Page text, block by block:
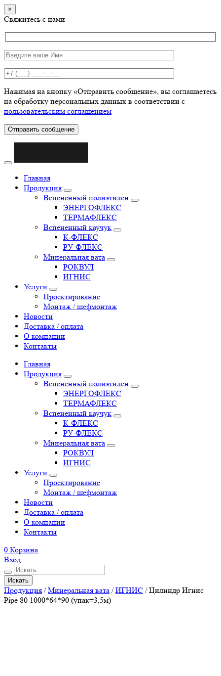
×
Свяжитесь с нами
Нажимая на кнопку «Отправить сообщение», вы соглашаетесь
на обработку персональных данных в соответствии с
пользовательским соглашением
Отправить сообщение
Главная
Продукция
Вспененный полиэтилен
ЭНЕРГОФЛЕКС
ТЕРМАФЛЕКС
Вспененный каучук
К-ФЛЕКС
РУ-ФЛЕКС
Минеральная вата
РОКВУЛ
ИГНИС
Услуги
Проектирование
Монтаж / шефмонтаж
Новости
Доставка / оплата
О компании
Контакты
Главная
Продукция
Вспененный полиэтилен
ЭНЕРГОФЛЕКС
ТЕРМАФЛЕКС
Вспененный каучук
К-ФЛЕКС
РУ-ФЛЕКС
Минеральная вата
РОКВУЛ
ИГНИС
Услуги
Проектирование
Монтаж / шефмонтаж
Новости
Доставка / оплата
О компании
Контакты
0 Корзина
Вход
Искать
Продукция /Минеральная вата /ИГНИС /Цилиндр Игнис
Pipe 80 1000*64*90 (упак=3,5м)